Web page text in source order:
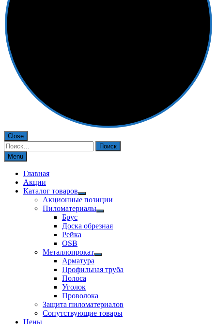
Close
Найти:
Menu
Главная
Акции
Каталог товаров
Акционные позиции
Пиломатериалы
Брус
Доска обрезная
Рейка
OSB
Металлопрокат
Арматура
Профильная труба
Полоса
Уголок
Проволока
Защита пиломатериалов
Сопутствующие товары
Цены